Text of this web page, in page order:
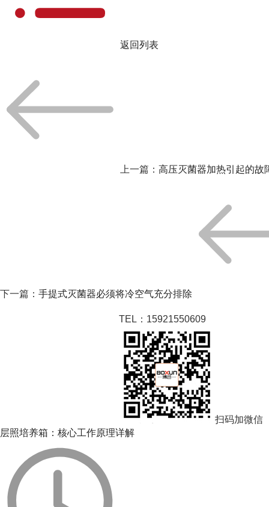
返回列表
上一篇： 高压灭菌器加热引起的故
下一篇： 手提式灭菌器必须将冷空气充分排除
相关阅读
层照培养箱：核心工作原理详解
TEL：15921550609
扫码加微信